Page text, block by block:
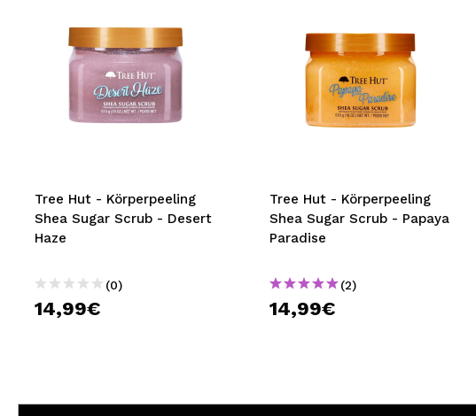
Tree Hut - Körperpeeling
Shea Sugar Scrub - Desert
Haze
(0)
14,99€
Tree Hut - Körperpeeling
Shea Sugar Scrub - Papaya
Paradise
(2)
14,99€